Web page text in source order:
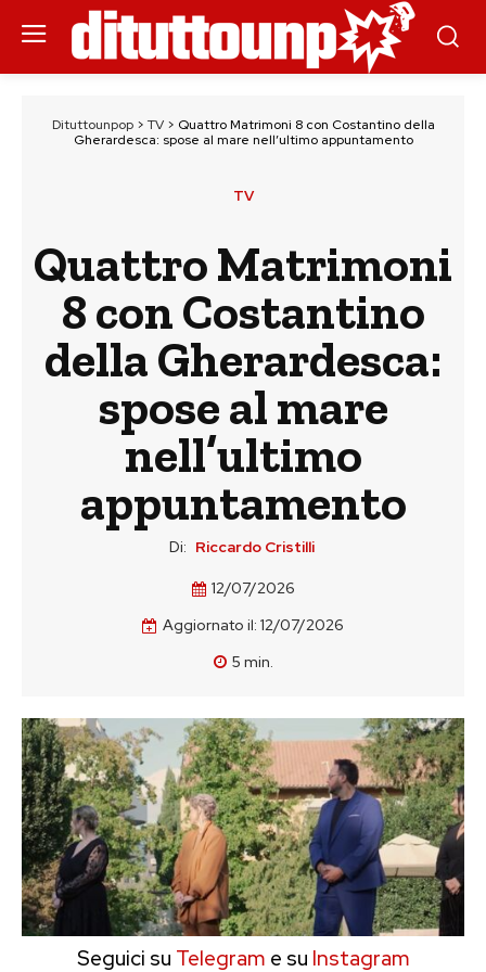
Dituttounpop> TV> Quattro Matrimoni 8 con Costantino della
Gherardesca: spose al mare nell’ultimo appuntamento
TV
Quattro Matrimoni
8 con Costantino
della Gherardesca:
spose al mare
nell’ultimo
appuntamento
Di: Riccardo Cristilli
12/07/2026
Aggiornato il: 12/07/2026
5 min.
Seguici su Telegram e su Instagram